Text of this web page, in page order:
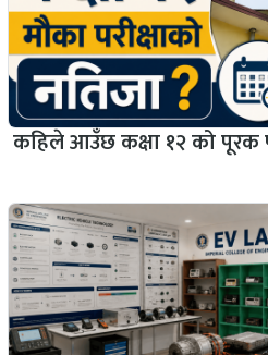
कहिले आउँछ कक्षा १२ को पूरक